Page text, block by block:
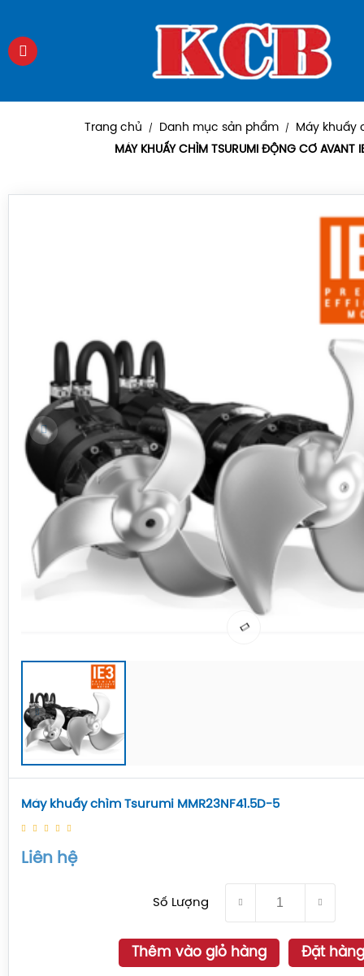
Trang chủ / Danh mục sản phẩm /
Máy khuấy
MÁY KHUẤY CHÌM TSURUMI ĐỘNG CƠ AVANT
Máy khuấy chìm Tsurumi MMR23NF41.5D-5
Liên hệ
Số Lượng
Thêm vào giỏ hàng Đặt hàng